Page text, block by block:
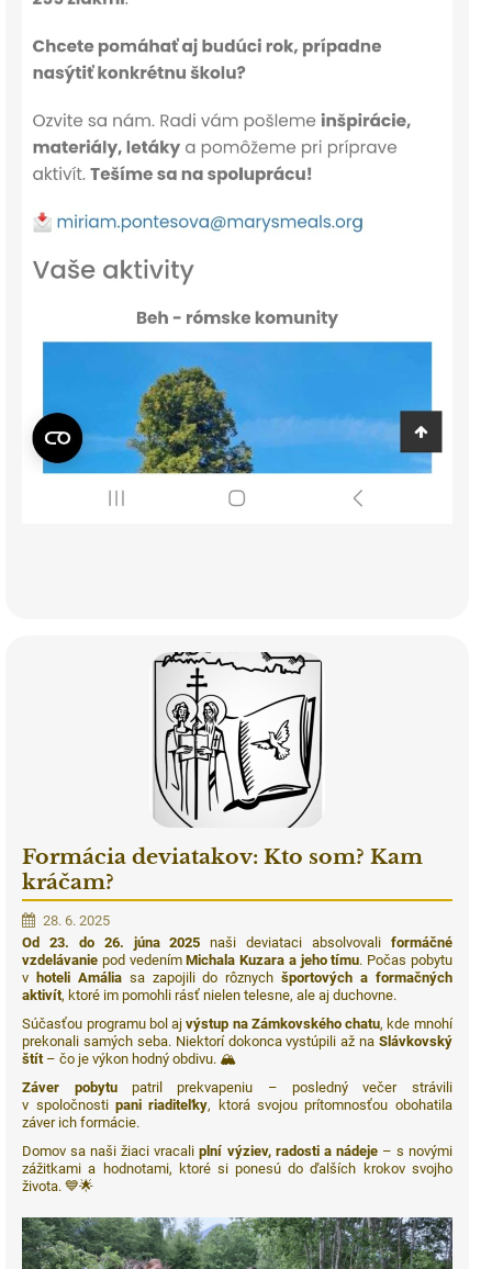
Formácia deviatakov: Kto som? Kam
kráčam?
28. 6. 2025
Od 23. do 26. júna 2025 naši deviataci absolvovali formáčné
vzdelávanie pod vedenímMichala Kuzara a jeho tímu. Počas pobytu
vhoteli Amáliasa zapojili do rôznychšportových a formačných
aktivít, ktoré im pomohli rásť nielen telesne, ale aj duchovne.
Súčasťou programu bol ajvýstup na Zámkovského chatu, kde mnohí
prekonali samých seba. Niektorí dokonca vystúpili až na Slávkovský
štít – čo je výkon hodný obdivu. 🏔️
Záver pobytupatril prekvapeniu – posledný večer strávili
v spoločnosti pani riaditeľky, ktorá svojou prítomnosťou obohatila
záver ich formácie.
Domov sa naši žiaci vracaliplní výziev, radosti a nádeje– s novými
zážitkami a hodnotami, ktoré si ponesú do ďalších krokov svojho
života. 💙🌟